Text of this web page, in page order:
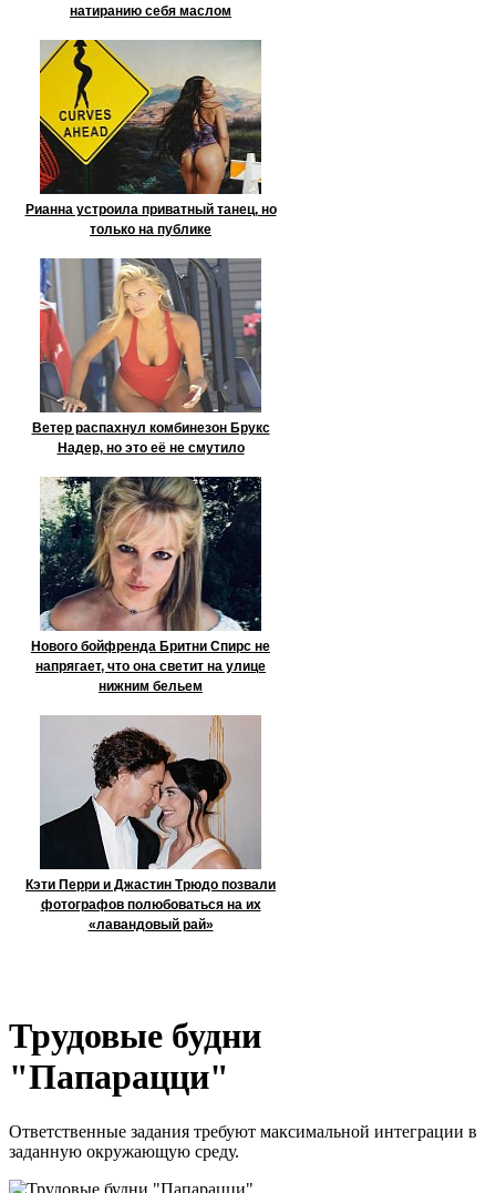
натиранию себя маслом
Рианна устроила приватный танец, но
только на публике
Ветер распахнул комбинезон Брукс
Надер, но это её не смутило
Нового бойфренда Бритни Спирс не
напрягает, что она светит на улице
нижним бельем
Кэти Перри и Джастин Трюдо позвали
фотографов полюбоваться на их
«лавандовый рай»
Трудовые будни
"Папарацци"
Ответственные задания требуют максимальной интеграции в
заданную окружающую среду.